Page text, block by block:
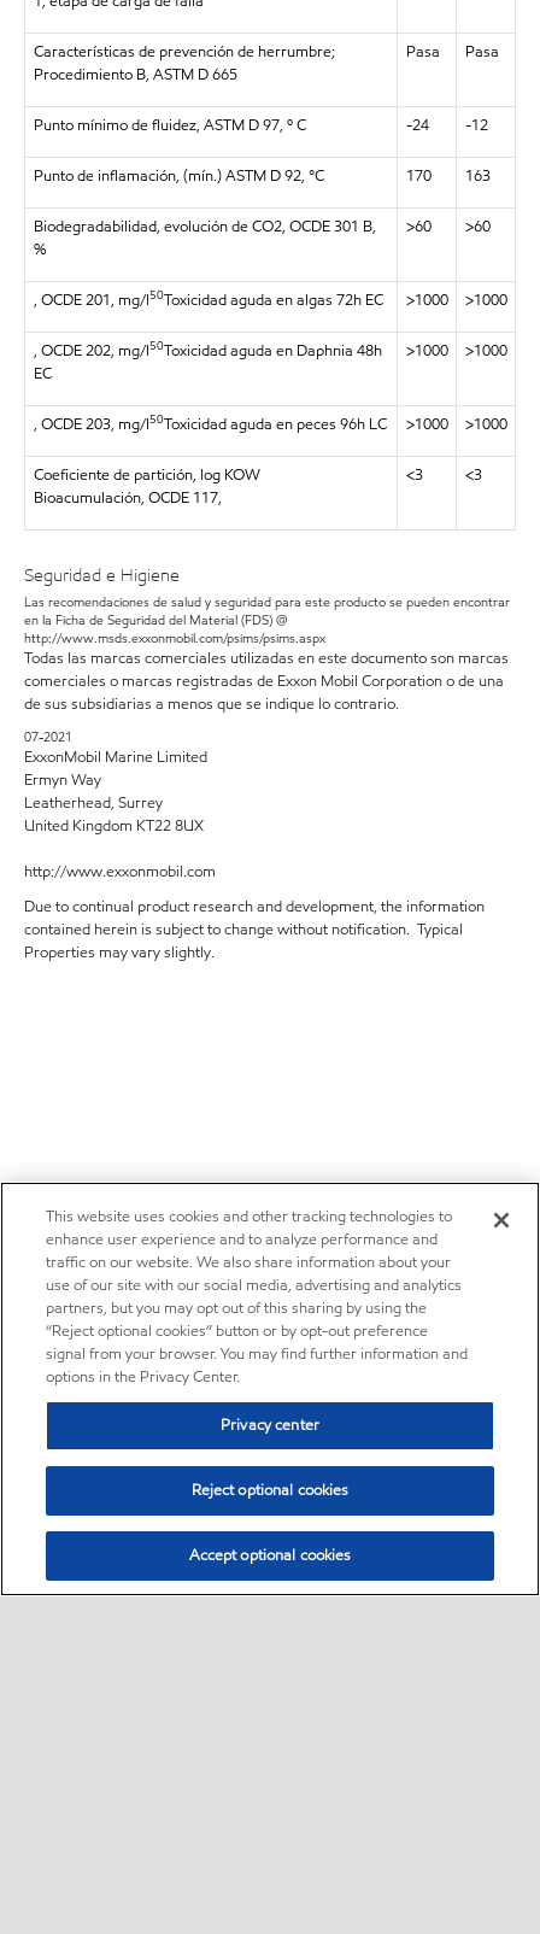
Características de prevención de herrumbre;
Procedimiento B, ASTM D 665
Pasa Pasa
Punto mínimo de fluidez, ASTM D 97, º C -24 -12
Punto de inflamación, (mín.) ASTM D 92, °C 170 163
Biodegradabilidad, evolución de CO2, OCDE 301 B,
%
>60 >60
, OCDE 201, mg/l50Toxicidad aguda en algas 72h EC >1000 >1000
, OCDE 202, mg/l50Toxicidad aguda en Daphnia 48h
EC
>1000 >1000
, OCDE 203, mg/l50Toxicidad aguda en peces 96h LC >1000 >1000
Coeficiente de partición, log KOW
Bioacumulación, OCDE 117,
<3 <3
Seguridad e Higiene
Las recomendaciones de salud y seguridad para este producto se pueden encontrar
en la Ficha de Seguridad del Material (FDS) @
http://www.msds.exxonmobil.com/psims/psims.aspx
Todas las marcas comerciales utilizadas en este documento son marcas
comerciales o marcas registradas de Exxon Mobil Corporation o de una
de sus subsidiarias a menos que se indique lo contrario.
07-2021
ExxonMobil Marine Limited
Ermyn Way
Leatherhead, Surrey
United Kingdom KT22 8UX
http://www.exxonmobil.com
Due to continual product research and development, the information
contained herein is subject to change without notification. Typical
Properties may vary slightly.
This website uses cookies and other tracking technologies to
enhance user experience and to analyze performance and
traffic on our website. We also share information about your
use of our site with our social media, advertising and analytics
partners, but you may opt out of this sharing by using the
“Reject optional cookies” button or by opt-out preference
signal from your browser. You may find further information and
options in the Privacy Center.
Privacy center
Reject optional cookies
Accept optional cookies